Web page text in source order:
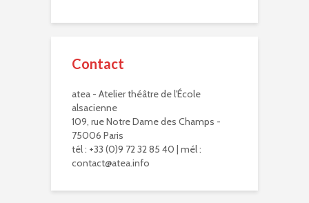
Bravo à eux. Bravo à vous !
Virginie Delisle il y a 3 mois
Bravo à toute l'équipe de
L'ATEA.
Un choix exigeant.
Un moment inoubliable,
Contact
atea - Atelier théâtre de l'École
alsacienne
109, rue Notre Dame des Champs -
75006 Paris
tél : +33 (0)9 72 32 85 40 | mél :
contact@atea.info